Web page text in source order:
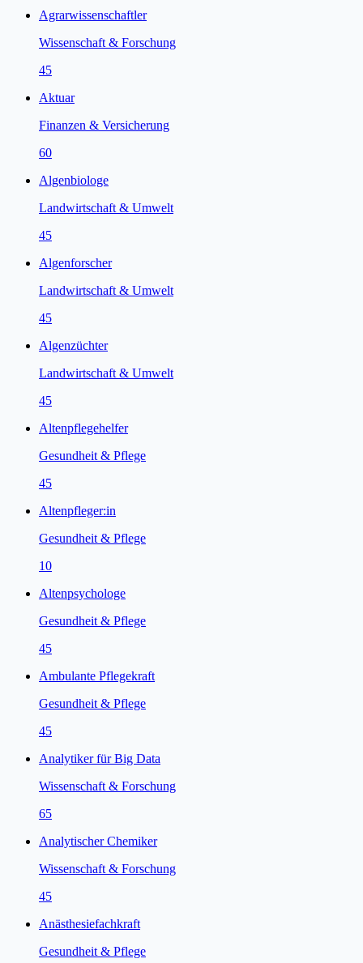
Agrarwissenschaftler
Wissenschaft & Forschung
45
Aktuar
Finanzen & Versicherung
60
Algenbiologe
Landwirtschaft & Umwelt
45
Algenforscher
Landwirtschaft & Umwelt
45
Algenzüchter
Landwirtschaft & Umwelt
45
Altenpflegehelfer
Gesundheit & Pflege
45
Altenpfleger:in
Gesundheit & Pflege
10
Altenpsychologe
Gesundheit & Pflege
45
Ambulante Pflegekraft
Gesundheit & Pflege
45
Analytiker für Big Data
Wissenschaft & Forschung
65
Analytischer Chemiker
Wissenschaft & Forschung
45
Anästhesiefachkraft
Gesundheit & Pflege